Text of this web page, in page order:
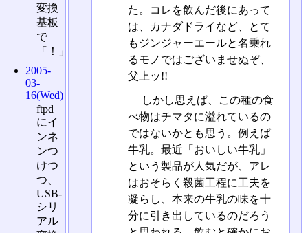
た。コレを飲んだ後にあって
は、カナダドライなど、とて
もジンジャーエールと名乗れ
るモノではございませぬぞ、
父上ッ!!
しかし思えば、この種の食
べ物はチマタに溢れているの
ではないかとも思う。例えば
牛乳。最近「おいしい牛乳」
という製品が人気だが、アレ
はおそらく殺菌工程に工夫を
凝らし、本来の牛乳の味を十
分に引き出しているのだろう
変換
基板
で
「！」
2005-
03-
16(Wed)
ftpd
にイ
ンネ
ンつ
けつ
つ、
USB-
シリ
アル